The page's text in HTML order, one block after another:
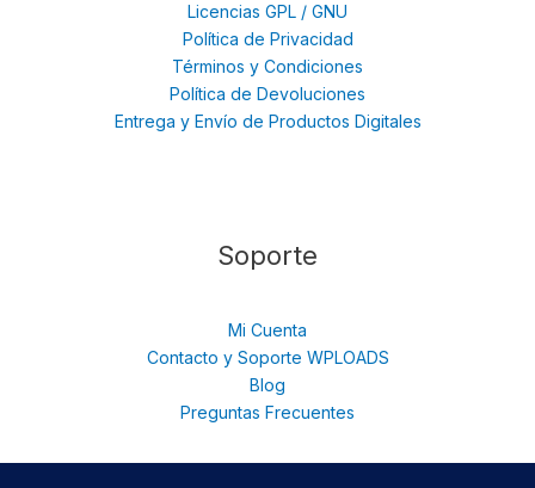
Licencias GPL / GNU
Política de Privacidad
Términos y Condiciones
Política de Devoluciones
Entrega y Envío de Productos Digitales
Soporte
Mi Cuenta
Contacto y Soporte WPLOADS
Blog
Preguntas Frecuentes